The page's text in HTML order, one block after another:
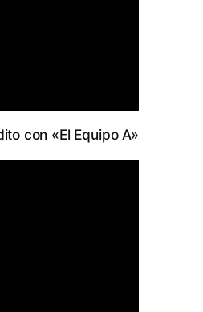
con «El Equi­po A»